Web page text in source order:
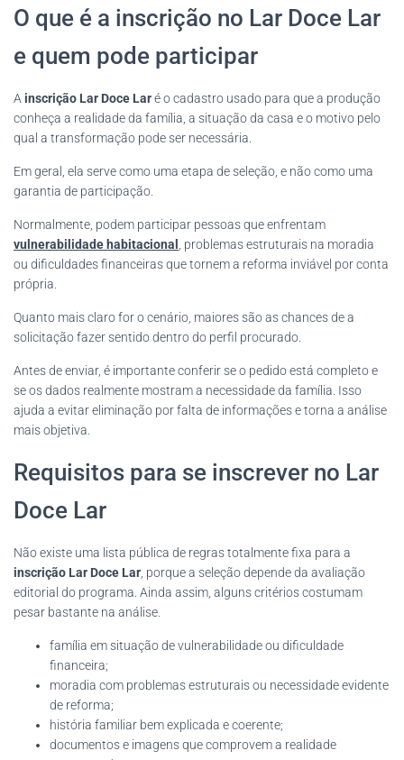
O que é a inscrição no Lar Doce Lar
e quem pode participar
A inscrição Lar Doce Laré o cadastro usado para que a produção
conheça a realidade da família, a situação da casa e o motivo pelo
qual a transformação pode ser necessária.
Em geral, ela serve como uma etapa de seleção, e não como uma
garantia de participação.
Normalmente, podem participar pessoas que enfrentam
vulnerabilidade habitacional
, problemas estruturais na moradia
ou dificuldades financeiras que tornem a reforma inviável por conta
própria.
Quanto mais claro for o cenário, maiores são as chances de a
solicitação fazer sentido dentro do perfil procurado.
Antes de enviar, é importante conferir se o pedido está completo e
se os dados realmente mostram a necessidade da família. Isso
ajuda a evitar eliminação por falta de informações e torna a análise
mais objetiva.
Requisitos para se inscrever no Lar
Doce Lar
Não existe uma lista pública de regras totalmente fixa para a
inscrição Lar Doce Lar , porque a seleção depende da avaliação
editorial do programa. Ainda assim, alguns critérios costumam
pesar bastante na análise.
família em situação de vulnerabilidade ou dificuldade
financeira;
moradia com problemas estruturais ou necessidade evidente
de reforma;
história familiar bem explicada e coerente;
documentos e imagens que comprovem a realidade